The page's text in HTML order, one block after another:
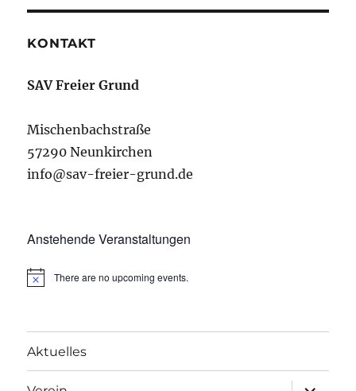
KONTAKT
SAV Freier Grund
Mischenbachstraße
57290 Neunkirchen
info@sav-freier-grund.de
Anstehende Veranstaltungen
There are no upcoming events.
Aktuelles